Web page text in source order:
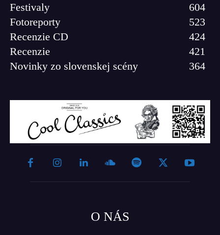
Festivaly
604
Fotoreporty
523
Recenzie CD
424
Recenzie
421
Novinky zo slovenskej scény
364
O NÁS